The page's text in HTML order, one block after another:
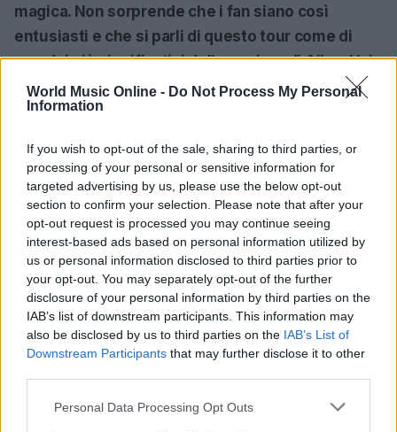
World Music Online - Do Not Process My Personal
Information
If you wish to opt-out of the sale, sharing to third parties, or
processing of your personal or sensitive information for
targeted advertising by us, please use the below opt-out
section to confirm your selection. Please note that after your
opt-out request is processed you may continue seeing
interest-based ads based on personal information utilized by
us or personal information disclosed to third parties prior to
your opt-out. You may separately opt-out of the further
disclosure of your personal information by third parties on the
IAB’s list of downstream participants. This information may
also be disclosed by us to third parties on the IAB’s List of
Downstream Participants that may further disclose it to other
Please note that this website/app uses one or more Google
Personal Data Processing Opt Outs
magica. Non sorprende che i fan siano così
entusiasti e che si parli di questo tour come di
uno dei più significativi della carriera di Alice. Hai
mai vissuto un concerto che ti ha fatto vibrare
l’anima?<\/p>
Se sei un amante della musica di Battiato o
semplicemente desideri vivere un evento che
parla di emozioni vere, non puoi perderti le
prossime date. E chissà, magari avrai l’occasione
di ascoltare in anteprima anche nuove
interpretazioni che Alice ha in serbo per il suo
pubblico. Resta sintonizzato e preparati a lasciarti
emozionare! 🔥✨<\/p>
Redazione